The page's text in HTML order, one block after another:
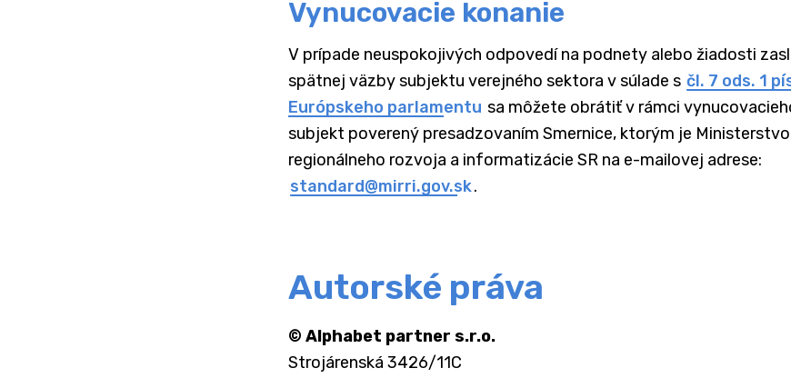
Vynucovacie konanie
V prípade neuspokojivých odpovedí na podnety alebo žiadosti
spätnej väzby subjektu verejného sektora v súlade s čl. 7 ods. 1
Európskeho parlamentu sa môžete obrátiť v rámci
subjekt poverený presadzovaním Smernice, ktorým je
regionálneho rozvoja a informatizácie SR na e-mailovej adrese:
standard@mirri.gov.sk.
Autorské práva
© Alphabet partner s.r.o.
Strojárenská 3426/11C